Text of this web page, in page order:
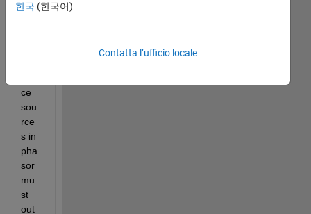
ce
sou
rce
s in
pha
sor
mu
st
out
한국 (한국어)
Contatta l’ufficio locale